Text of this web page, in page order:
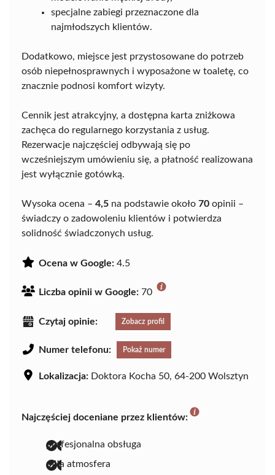
specjalne zabiegi przeznaczone dla
najmłodszych klientów.
Dodatkowo, miejsce jest przystosowane do potrzeb
osób niepełnosprawnych i wyposażone w toaletę, co
znacznie podnosi komfort wizyty.
Cennik jest atrakcyjny, a dostępna karta zniżkowa
zachęca do regularnego korzystania z usług.
Rezerwacje najczęściej odbywają się po
wcześniejszym umówieniu się, a płatność realizowana
jest wyłącznie gotówką.
Wysoka ocena – 4,5 na podstawie około 70 opinii –
świadczy o zadowoleniu klientów i potwierdza
solidność świadczonych usług.
Ocena w Google: 4.5
Liczba opinii w Google: 70
Czytaj opinie: Zobacz profil
Numer telefonu: Pokaż numer
Lokalizacja: Doktora Kocha 50, 64-200 Wolsztyn
Najczęściej doceniane przez klientów:
profesjonalna obsługa
miła atmosfera